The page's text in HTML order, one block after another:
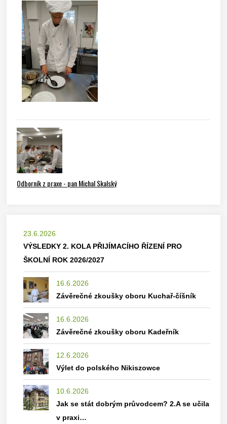
Odborník z praxe - pan Michal Skalský
23.6.2026
VÝSLEDKY 2. KOLA PŘIJÍMACÍHO ŘÍZENÍ PRO
ŠKOLNÍ ROK 2026/2027
16.6.2026
Závěrečné zkoušky oboru Kuchař-číšník
16.6.2026
Závěrečné zkoušky oboru Kadeřník
12.6.2026
Výlet do polského Nikiszowce
10.6.2026
Jak se stát dobrým průvodcem? 2.A se učila
v praxi…